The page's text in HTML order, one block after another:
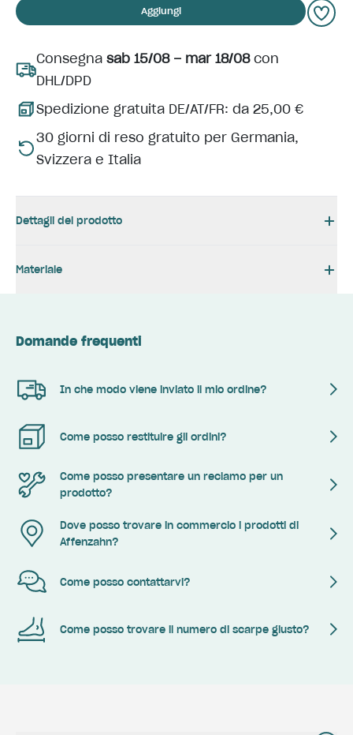
Aggiungi
Consegna sab 15/08 – mar 18/08con
DHL/DPD
Spedizione gratuita DE/AT/FR: da 25,00 €
30 giorni di reso gratuito per Germania,
Svizzera e Italia
Dettagli del prodotto
Materiale
Domande frequenti
In che modo viene inviato il mio ordine?
Come posso restituire gli ordini?
Come posso presentare un reclamo per un
prodotto?
Dove posso trovare in commercio i prodotti di
Affenzahn?
Come posso contattarvi?
Come posso trovare il numero di scarpe giusto?